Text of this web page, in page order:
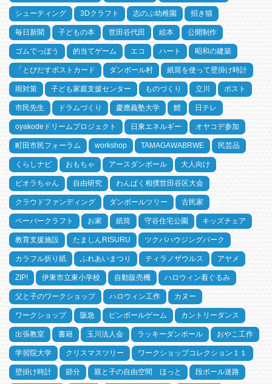
シューティング 3Dクラフト 志のぶ幼稚園 招き猫
毎日新聞 子どもの本 世田谷代田 絵本 公開制作
ゴムでっぽう 的当てゲーム エコ ハート 昭和の建築
「とびだすポストカード ダンボール村 紙筒を使って壁掛け時計
雨対策 子ども家庭支援センター ものづくり 立川 ポスト
市民先生 ドラムづくり 慶應義塾大学 鯉 日テレ
oyakodeドリームプロジェクト 日東エネルギー オヤコデ参加
町田市民フォーラム workshop TAMAGAWABRWE 民芸品
くらしナビ おもちゃ アースダンボール 大人向け
ビオラちゃん 自由研究 わんぱく相撲世田谷区大会
クラウドファンディング ダンボールツリー 古民家
ペーパークラフト お家 紙筒 守谷住宅公園 キッズチェア
教育支援施設 たましんRISURU ツクバハウジングパーク
カラフル折り紙 ふれあいまつり ティラノザウルス アヤメ
ZIP! 伊東市立東小学校 自動販売機 ハロウィン着ぐるみ
父と子のワークショップ ハロウィン工作 カヌー
ワークショップ 阪急 ピンボールゲーム カントリーダンス
出張教室 書籍 玉川法人会 ラッキーダンボール おやこ工作
学習院大学 クリスマスツリー ワークショップコレクション１１
壁掛け時計 節分 親と子の自由空間 ほっと 段ボール迷路